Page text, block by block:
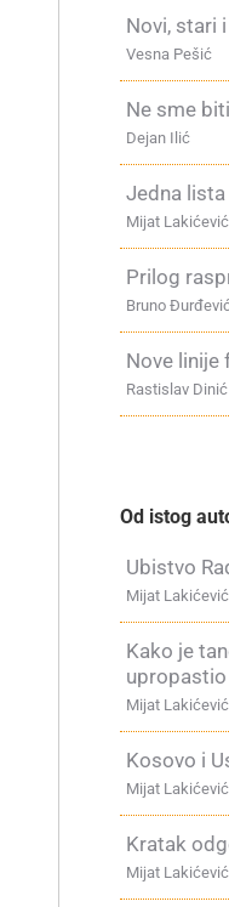
Novi, stari
Vesna Pešić
Ne sme
Dejan Ilić
Jedna
Mijat Lakićević
Prilog
Bruno
Nove linije
Rastislav Dinić
Od istog
Ubistvo
Mijat Lakićević
Kako je
Mijat Lakićević
Kosovo i
Mijat Lakićević
Kratak
Mijat Lakićević